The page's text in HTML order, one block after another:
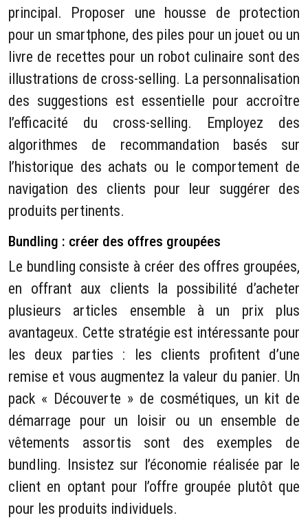
principal. Proposer une housse de protection
pour un smartphone, des piles pour un jouet ou un
livre de recettes pour un robot culinaire sont des
illustrations de cross-selling. La personnalisation
des suggestions est essentielle pour accroître
l’efficacité du cross-selling. Employez des
algorithmes de recommandation basés sur
l’historique des achats ou le comportement de
navigation des clients pour leur suggérer des
produits pertinents.
Bundling : créer des offres groupées
Le bundling consiste à créer des offres groupées,
en offrant aux clients la possibilité d’acheter
plusieurs articles ensemble à un prix plus
avantageux. Cette stratégie est intéressante pour
les deux parties : les clients profitent d’une
remise et vous augmentez la valeur du panier. Un
pack « Découverte » de cosmétiques, un kit de
démarrage pour un loisir ou un ensemble de
vêtements assortis sont des exemples de
bundling. Insistez sur l’économie réalisée par le
client en optant pour l’offre groupée plutôt que
pour les produits individuels.